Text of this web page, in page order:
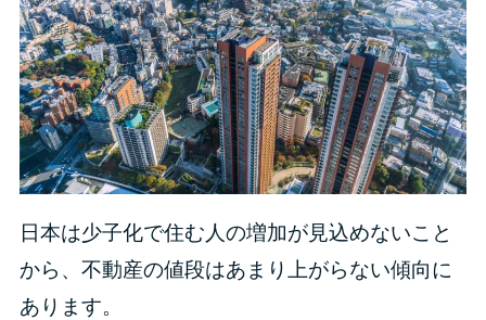
日本は少子化で住む人の増加が見込めないこと
から、不動産の値段はあまり上がらない傾向に
あります。